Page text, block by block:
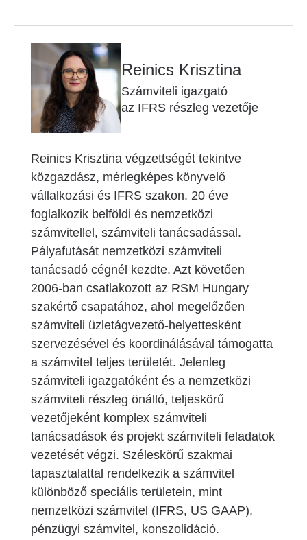
Reinics Krisztina
Számviteli igazgató
az IFRS részleg vezetője
Reinics Krisztina végzettségét tekintve
közgazdász, mérlegképes könyvelő
vállalkozási és IFRS szakon. 20 éve
foglalkozik belföldi és nemzetközi
számvitellel, számviteli tanácsadással.
Pályafutását nemzetközi számviteli
tanácsadó cégnél kezdte. Azt követően
2006-ban csatlakozott az RSM Hungary
szakértő csapatához, ahol megelőzően
számviteli üzletágvezető-helyettesként
szervezésével és koordinálásával támogatta
a számvitel teljes területét. Jelenleg
számviteli igazgatóként és a nemzetközi
számviteli részleg önálló, teljeskörű
vezetőjeként komplex számviteli
tanácsadások és projekt számviteli feladatok
vezetését végzi. Széleskörű szakmai
tapasztalattal rendelkezik a számvitel
különböző speciális területein, mint
nemzetközi számvitel (IFRS, US GAAP),
pénzügyi számvitel, konszolidáció.